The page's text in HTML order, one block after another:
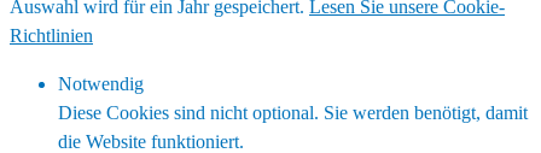
Auswahl wird für ein Jahr gespeichert. Lesen Sie unsere Cookie-
Richtlinien
Notwendig
Diese Cookies sind nicht optional. Sie werden benötigt, damit
die Website funktioniert.